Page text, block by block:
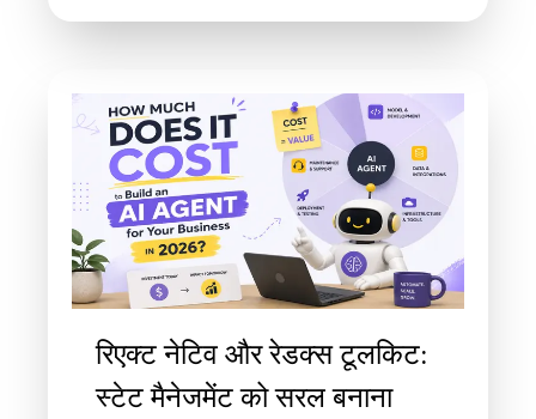
रिएक्ट नेटिव और रेडक्स टूलकिट:
स्टेट मैनेजमेंट को सरल बनाना